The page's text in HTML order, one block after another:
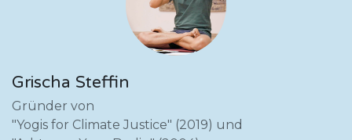
Grischa Steffin
Gründer von
"Yogis for Climate Justice" (2019) und